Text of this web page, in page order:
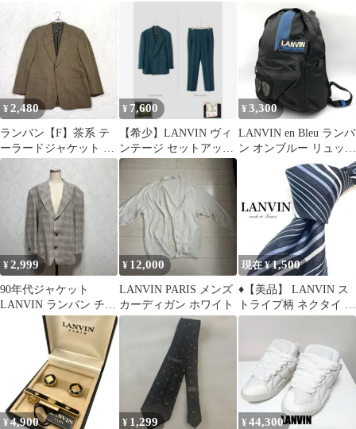
シャツ Ｌ 肌着 イ
ンナー 男性
¥2,480
ランバン【F】茶系 テ
ーラードジャケット テ
ンセル100％ ストレッ
¥ 7,600
【希少】LANVIN ヴィ
ンテージ セットアップ
モヘア混 ダブルスーツ
¥ 3,300
LANVIN en Bleu ランバ
ン オンブルー リュック
黒 ナイロン 鞄
¥2,999
90年代ジャケット
LANVIN ランバン チェ
ック柄 麻ジャケット
¥ 12,000
LANVIN PARIS メンズ
カーディガン ホワイト
現在 ¥1,500
♦︎【美品】 LANVIN ス
トライプ柄 ネクタイ ブ
ラック シンプル 大人し
¥4,900 ¥ 1,299 ¥44,300